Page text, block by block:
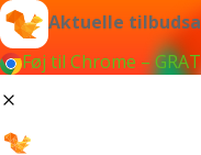
Aktuelle
Føj til Chrome –